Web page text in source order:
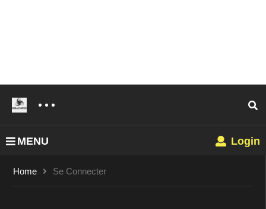
MENU Login
Home Se Connecter